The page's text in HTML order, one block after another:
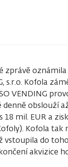
zprávě
s.r.o. Kofola
VENDING
obslouží
mil. EUR a
Kofola tak
vstoupila do
akvizice